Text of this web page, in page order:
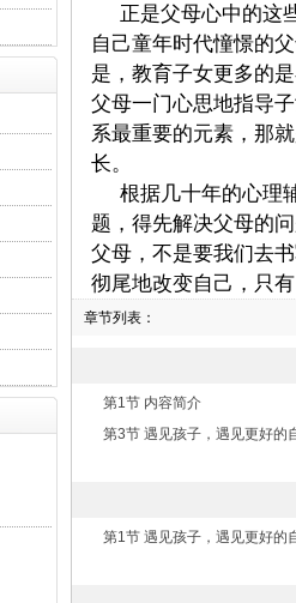
正是父母心中的这
自己童年时代憧憬的
是，教育子女更多的
父母一门心思地指导
系最重要的元素，那
长。
根据几十年的心理
题，得先解决父母的
父母，不是要我们去
彻尾地改变自己，只
章节列表：
第1节 内容简介
第3节 遇见孩子，遇见更好的
第1节 遇见孩子，遇见更好的